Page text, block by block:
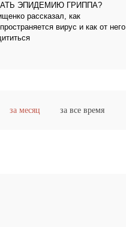
ЭПИДЕМИЮ ГРИППА?
рассказал, как
вирус и как от него
за месяц за все время